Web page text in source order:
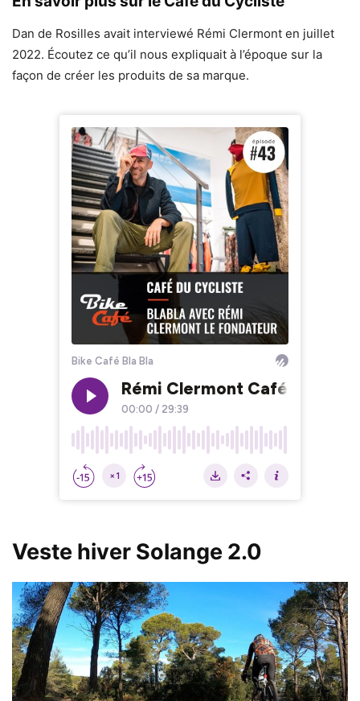
Dan de Rosilles avait interviewé Rémi Clermont en juillet
2022. Écoutez ce qu’il nous expliquait à l’époque sur la
façon de créer les produits de sa marque.
Veste hiver Solange 2.0